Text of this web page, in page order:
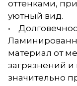
оттенками,
уютный вид.
•
материал от
загрязнений и
значительно